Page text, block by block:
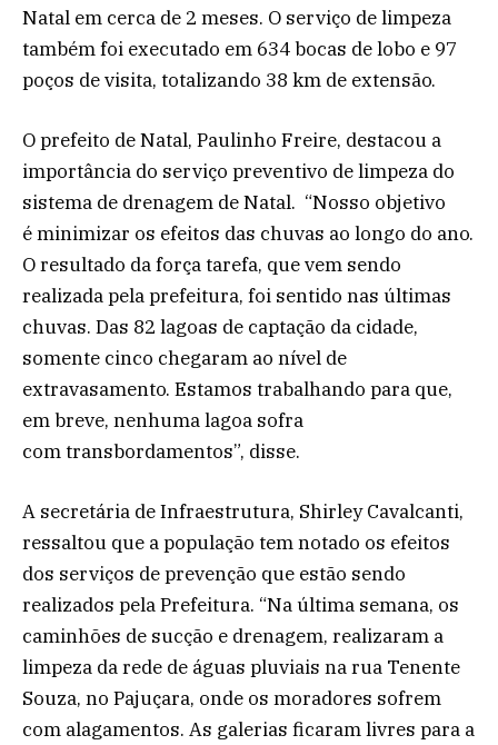
Natal em cerca de 2 meses. O serviço de limpeza
também foi executado em 634 bocas de lobo e 97
poços de visita, totalizando 38 km de extensão.
O prefeito de Natal, Paulinho Freire, destacou a
importância do serviço preventivo de limpeza do
sistema de drenagem de Natal. “Nosso objetivo
é minimizar os efeitos das chuvas ao longo do ano.
O resultado da força tarefa, que vem sendo
realizada pela prefeitura, foi sentido nas últimas
chuvas. Das 82 lagoas de captação da cidade,
somente cinco chegaram ao nível de
extravasamento. Estamos trabalhando para que,
em breve, nenhuma lagoa sofra
com transbordamentos”, disse.
A secretária de Infraestrutura, Shirley Cavalcanti,
ressaltou que a população tem notado os efeitos
dos serviços de prevenção que estão sendo
realizados pela Prefeitura. “Na última semana, os
caminhões de sucção e drenagem, realizaram a
limpeza da rede de águas pluviais na rua Tenente
Souza, no Pajuçara, onde os moradores sofrem
com alagamentos. As galerias ficaram livres para a